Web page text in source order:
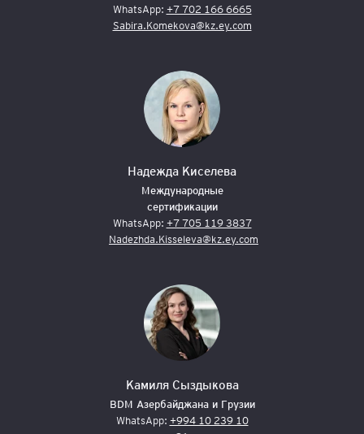
WhatsApp: +7 702 166 6665
Sabira.Komekova@kz.ey.com
Надежда Киселева
Международные
сертификации
WhatsApp: +7 705 119 3837
Nadezhda.Kisseleva@kz.ey.com
Камиля Сыздыкова
BDM Азербайджана и Грузии
WhatsApp: +994 10 239 10